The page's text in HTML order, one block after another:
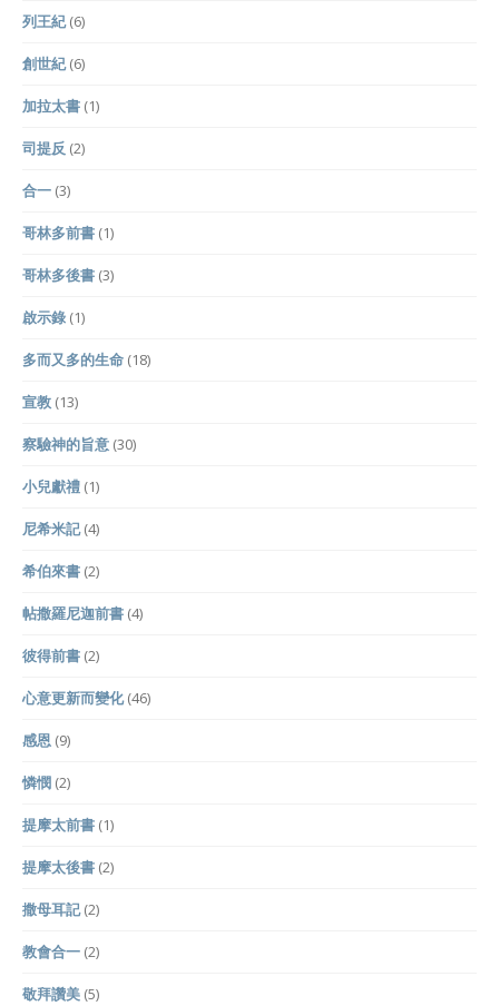
列王紀(6)
創世紀(6)
加拉太書 (1)
司提反 (2)
合一 (3)
哥林多前書 (1)
哥林多後書 (3)
啟示錄 (1)
多而又多的生命 (18)
宣教 (13)
察驗神的旨意 (30)
小兒獻禮 (1)
尼希米記(4)
希伯來書 (2)
帖撒羅尼迦前書 (4)
彼得前書 (2)
心意更新而變化(46)
感恩 (9)
憐憫 (2)
提摩太前書 (1)
提摩太後書 (2)
撒母耳記(2)
教會合一 (2)
敬拜讚美 (5)